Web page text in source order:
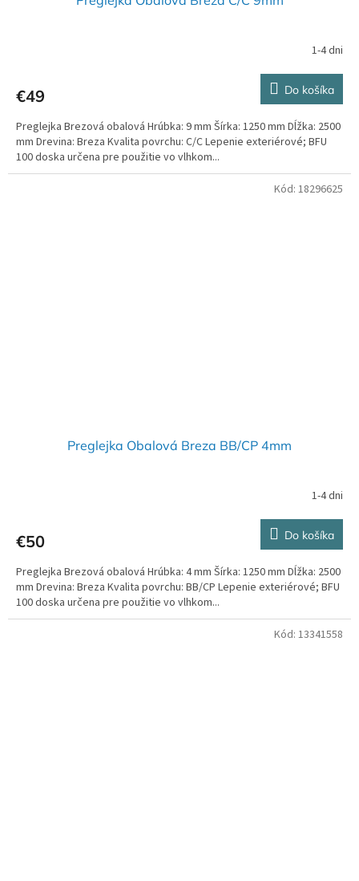
1-4 dni
€49 Do košíka
Preglejka Brezová obalová Hrúbka: 9 mm Šírka: 1250 mm Dĺžka: 2500
mm Drevina: Breza Kvalita povrchu: C/C Lepenie exteriérové; BFU
100 doska určena pre použitie vo vlhkom...
Preglejka Obalová Breza BB/CP 4mm
1-4 dni
€50 Do košíka
Preglejka Brezová obalová Hrúbka: 4 mm Šírka: 1250 mm Dĺžka: 2500
mm Drevina: Breza Kvalita povrchu: BB/CP Lepenie exteriérové; BFU
100 doska určena pre použitie vo vlhkom...
Kód: 18296625
Kód: 13341558